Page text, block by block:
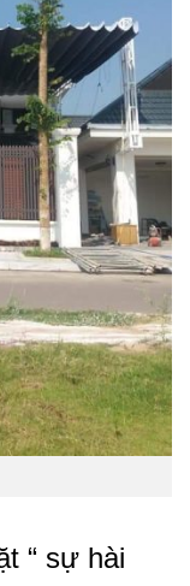
“ sự hài